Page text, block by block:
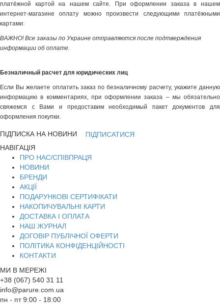
платёжной картой на нашем сайте. При оформлении заказа в нашем
интернет-магазине оплату можно произвести следующими платёжными
картами:
ВАЖНО! Все заказы по Украине отправляются после подтверждения
информации об оплате.
Безналичный расчет для юридических лиц
Если Вы желаете оплатить заказ по безналичному расчету, укажите данную
информацию в комментариях, при оформлении заказа – мы обязательно
свяжемся с Вами и предоставим необходимый пакет документов для
оформления покупки.
ПІДПИСКА НА НОВИНИ
ПІДПИСАТИСЯ
НАВІГАЦІЯ
ПРО НАС/СПІВПРАЦЯ
НОВИНИ
БРЕНДИ
АКЦІЇ
ПОДАРУНКОВІ СЕРТИФІКАТИ
НАКОПИЧУВАЛЬНІ КАРТИ
ДОСТАВКА І ОПЛАТА
НАШ ЖУРНАЛ
ДОГОВІР ПУБЛІЧНОЇ ОФЕРТИ
ПОЛІТИКА КОНФІДЕНЦІЙНОСТІ
КОНТАКТИ
МИ В МЕРЕЖІ
+38 (067) 540 31 11
info@parure.com.ua
пн - пт 9:00 - 18:00